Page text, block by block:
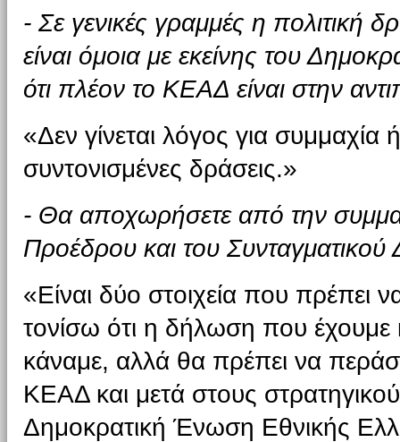
- Σε γενικές γραμμές η πολιτική
είναι όμοια με εκείνης του
ότι πλέον το ΚΕΑΔ είναι στην
«Δεν γίνεται λόγος για
συντονισμένες δράσεις.»
- Θα αποχωρήσετε από την
Προέδρου και του Συνταγματικού
«Είναι δύο στοιχεία που
τονίσω ότι η δήλωση που έχουμε
κάναμε, αλλά θα πρέπει να
ΚΕΑΔ και μετά στους
Δημοκρατική Ένωση Εθνικής